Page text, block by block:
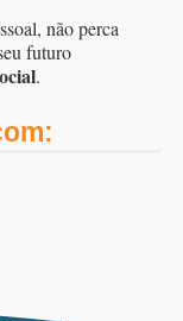
não perca
futuro
.